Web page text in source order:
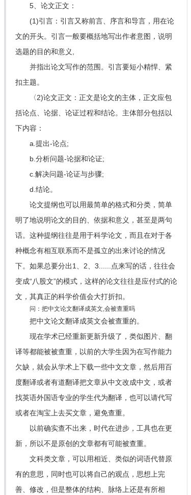
5、论文正文：
(1)引言：引言又称前言、序言和导言，用在论
文的开头。引言一般要概括地写出作者意图，说明
选题的目的和意义,
并指出论文写作的范围。引言要短小精悍、紧
扣主题。
〈2)论文正文：正文是论文的主体，正文应包
括论点、论据、论证过程和结论。主体部分包括以
下内容：
a.提出-论点;
b.分析问题-论据和论证;
c.解决问题-论证与步骤;
d.结论。
论文提纲也可以用最简单的格式和分类，简单
明了地说明论文的目的、依据和意义，甚至是两句
话。这种提纲往往是用于科学论文，而且在对于各
种概念有相互联系而不是孤立的出来讨论的情况
下。如果总要分出1、2、3......点来写的话，往往会
变成“八股文”的模式，这样的论文往往是应付式的论
文，其真正的科学价值会大打折扣。
问：把中文论文翻译成英文,会被查重吗
把中文论文翻译成英文会被查重的。
现在学术已经重新更新升级了，类似图片、翻
译等都能被被查重，以前的大学生因为在写作能力
欠缺，就会从学术上下载一些中文文章，然后用百
度翻译或者有道翻译把文章从中文改成中文，或者
找英语外国语专业的学生代为翻译，也可以请代写
或者在淘宝上去买文章，避免查重。
以前确实查不出来，时代在进步，工具也在更
新，所以不是原创的文章都有可能被查重。
文科类文章，可以用相近、类似的词语代替原
有的意思，同时也可以将自己的观点，思想上完
善、修改，但是整体的结构、脉络上还是有所相